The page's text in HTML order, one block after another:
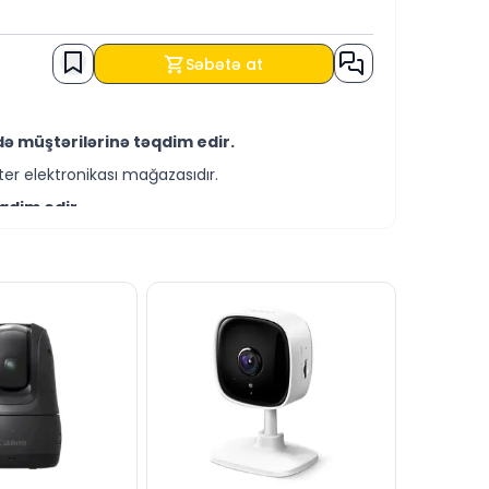
Səbətə at
müştərilərinə təqdim edir.
elektronikası mağazasıdır.
edir.
şərtləri ilə əldə edə bilərsiniz.
vasitəsilə bizə yaza bilərsiniz.
cavablandırmağa hər daim hazırıq.
bilərsiniz.